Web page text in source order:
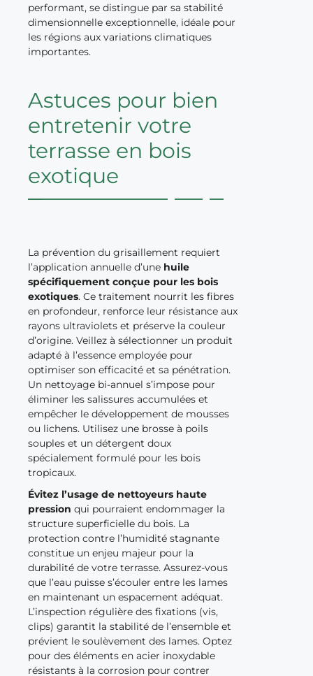
performant, se distingue par sa stabilité
dimensionnelle exceptionnelle, idéale pour
les régions aux variations climatiques
importantes.
Astuces pour bien
entretenir votre
terrasse en bois
exotique
La prévention du grisaillement requiert
l’application annuelle d’une huile
spécifiquement conçue pour les bois
exotiques. Ce traitement nourrit les fibres
en profondeur, renforce leur résistance aux
rayons ultraviolets et préserve la couleur
d’origine. Veillez à sélectionner un produit
adapté à l’essence employée pour
optimiser son efficacité et sa pénétration.
Un nettoyage bi-annuel s’impose pour
éliminer les salissures accumulées et
empêcher le développement de mousses
ou lichens. Utilisez une brosse à poils
souples et un détergent doux
spécialement formulé pour les bois
tropicaux.
Évitez l’usage de nettoyeurs haute
pression qui pourraient endommager la
structure superficielle du bois. La
protection contre l’humidité stagnante
constitue un enjeu majeur pour la
durabilité de votre terrasse. Assurez-vous
que l’eau puisse s’écouler entre les lames
en maintenant un espacement adéquat.
L’inspection régulière des fixations (vis,
clips) garantit la stabilité de l’ensemble et
prévient le soulèvement des lames. Optez
pour des éléments en acier inoxydable
résistants à la corrosion pour contrer